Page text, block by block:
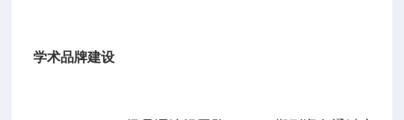
学术品牌建设